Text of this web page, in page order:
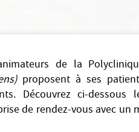
de la
proposent à ses
Découvrez ci-dessous
de rendez-vous avec un